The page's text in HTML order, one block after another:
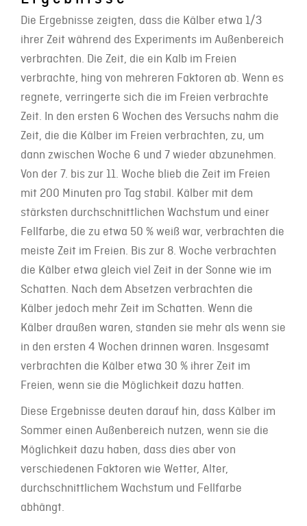
Die Ergebnisse zeigten, dass die Kälber etwa 1/3
ihrer Zeit während des Experiments im Außenbereich
verbrachten. Die Zeit, die ein Kalb im Freien
verbrachte, hing von mehreren Faktoren ab. Wenn es
regnete, verringerte sich die im Freien verbrachte
Zeit. In den ersten 6 Wochen des Versuchs nahm die
Zeit, die die Kälber im Freien verbrachten, zu, um
dann zwischen Woche 6 und 7 wieder abzunehmen.
Von der 7. bis zur 11. Woche blieb die Zeit im Freien
mit 200 Minuten pro Tag stabil. Kälber mit dem
stärksten durchschnittlichen Wachstum und einer
Fellfarbe, die zu etwa 50 % weiß war, verbrachten die
meiste Zeit im Freien. Bis zur 8. Woche verbrachten
die Kälber etwa gleich viel Zeit in der Sonne wie im
Schatten. Nach dem Absetzen verbrachten die
Kälber jedoch mehr Zeit im Schatten. Wenn die
Kälber draußen waren, standen sie mehr als wenn sie
in den ersten 4 Wochen drinnen waren. Insgesamt
verbrachten die Kälber etwa 30 % ihrer Zeit im
Freien, wenn sie die Möglichkeit dazu hatten.
Diese Ergebnisse deuten darauf hin, dass Kälber im
Sommer einen Außenbereich nutzen, wenn sie die
Möglichkeit dazu haben, dass dies aber von
verschiedenen Faktoren wie Wetter, Alter,
durchschnittlichem Wachstum und Fellfarbe
abhängt.